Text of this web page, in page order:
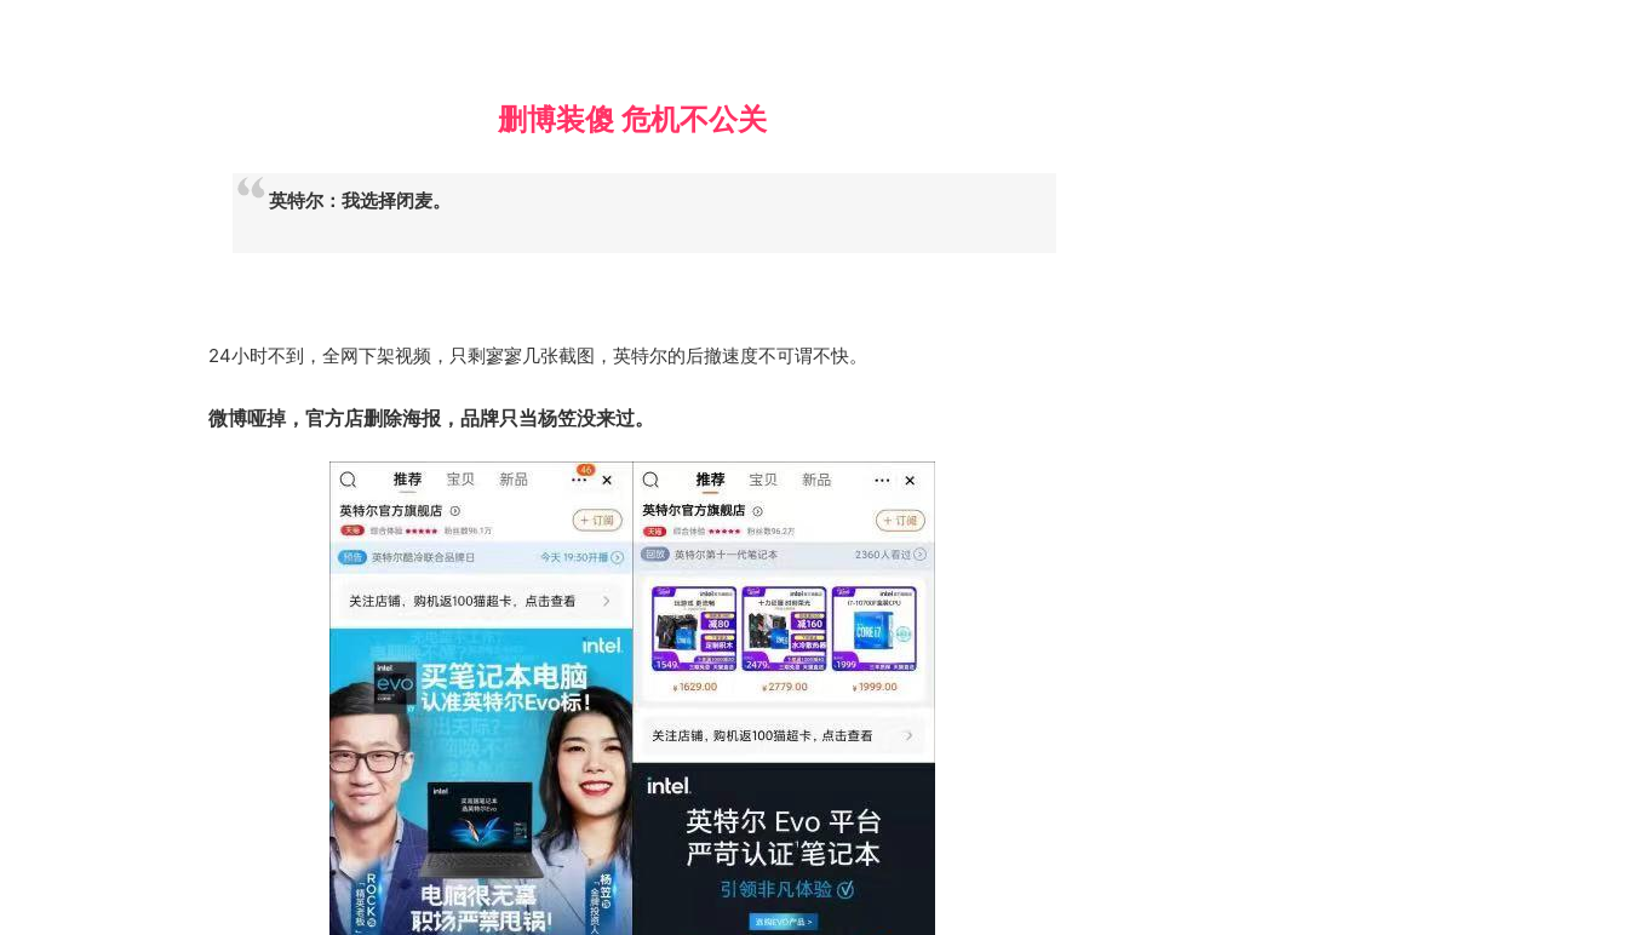
删博装傻 危机不公关
英特尔：我选择闭麦。
24小时不到，全网下架视频，只剩寥寥几张截图，英特尔的后撤速度不可谓不快。
微博哑掉，官方店删除海报，品牌只当杨笠没来过。